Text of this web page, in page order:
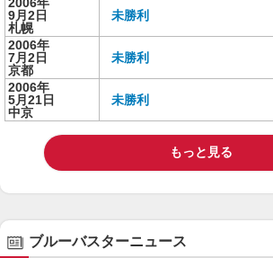
9月2日
札幌
未勝利
2006年
7月2日
京都
未勝利
2006年
5月21日
中京
未勝利
もっと見る
ブルーバスターニュース